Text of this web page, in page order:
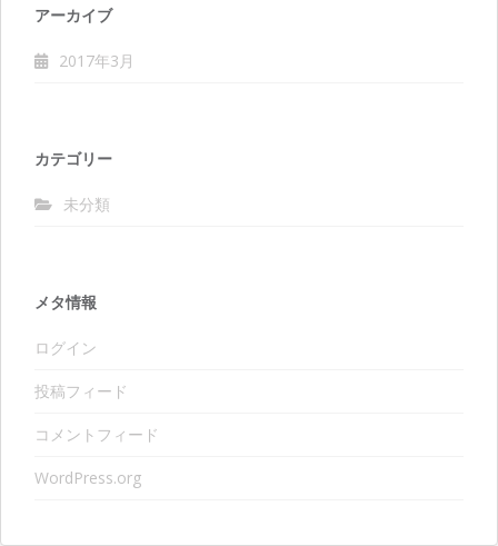
アーカイブ
2017年3月
カテゴリー
未分類
メタ情報
ログイン
投稿フィード
コメントフィード
WordPress.org